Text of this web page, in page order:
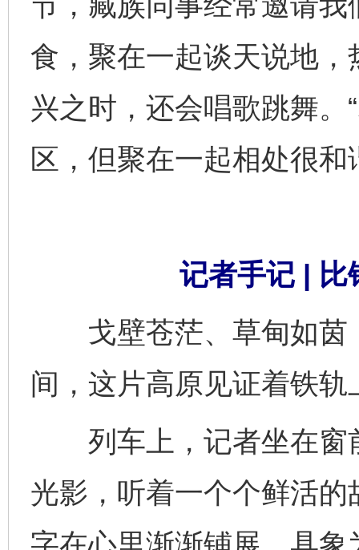
食，聚在一起谈天说地，
兴之时，还会唱歌跳舞
区，但聚在一起相处很和
记者手记 | 比
戈壁苍茫、草甸如茵
间，这片高原见证着铁
列车上，记者坐在窗
光影，听着一个个鲜活的